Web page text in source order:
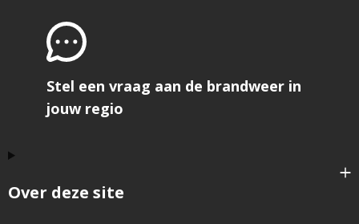
Over deze site
Stel een vraag aan de brandweer in
jouw regio